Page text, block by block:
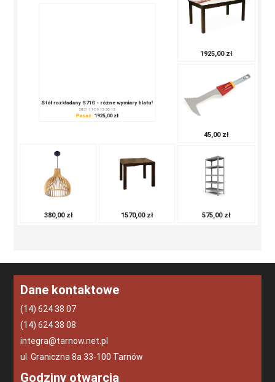
Stół rozkładany S71G - różne wymiary blatu!
380,00 zł 1570,00 zł
1925,00 zł
45,00 zł
575,00 zł
Dane kontaktowe
(14) 624 38 07
(14) 624 38 08
integra@tarnow.net.pl
ul. Graniczna 8a 33-100 Tarnów
Godziny otwarcia